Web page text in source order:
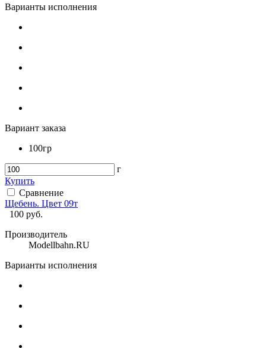
Варианты исполнения
Вариант заказа
100гр
г
Купить
Сравнение
Щебень. Цвет 09т
100 руб.
Производитель
Modellbahn.RU
Варианты исполнения